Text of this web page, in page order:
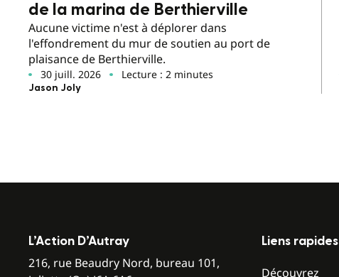
de la marina de Berthierville
Aucune victime n'est à déplorer dans
l'effondrement du mur de soutien au port de
plaisance de Berthierville.
30 juill. 2026 Lecture : 2 minutes
Jason Joly
L’Action D’Autray
216, rue Beaudry Nord, bureau 101,
Liens rapides
Découvrez